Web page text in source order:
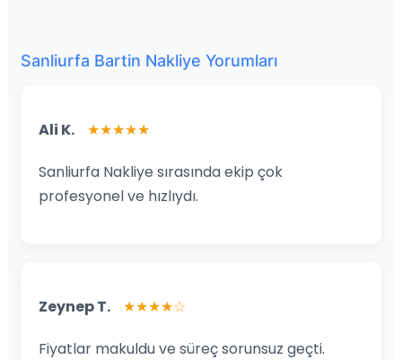
Sanliurfa Bartin Nakliye Yorumları
Ali K. ★★★★★
Sanliurfa Nakliye sırasında ekip çok
profesyonel ve hızlıydı.
Zeynep T. ★★★★☆
Fiyatlar makuldu ve süreç sorunsuz geçti.